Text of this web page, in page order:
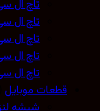
تاچ ال سی
تاچ ال سی
تاچ ال سی
تاچ ال سی دی
تاچ ال سی
قطعات موبایل(573)